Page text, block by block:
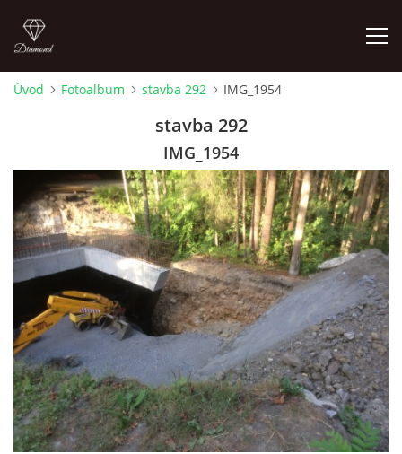
Pepouch
+420605716650
pepouch@seznam.cz
Úvod Fotoalbum stavba 292 IMG_1954
stavba 292
IMG_1954